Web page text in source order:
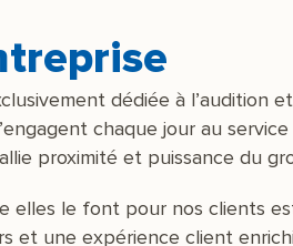
dédiée à
chaque jour au
proximité et puissance du
elles le font pour nos clients
et une expérience client